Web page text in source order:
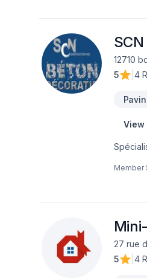
12710
5
4
View
Member
27 rue
5
4